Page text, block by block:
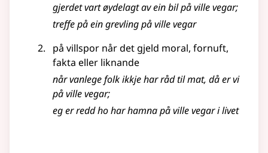
gjerdet vart øydelagt av ein bil på ville vegar;
treffe på ein grevling på ville vegar
på villspor når det gjeld moral, fornuft,
fakta eller liknande
når vanlege folk ikkje har råd til mat, då er vi
på ville vegar;
eg er redd ho har hamna på ville vegar i livet